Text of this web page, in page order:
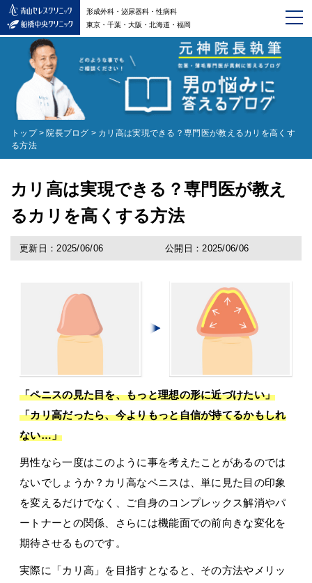
形成外科・泌尿器科・性病科
東京・千葉・大阪・北海道・福岡
トップ > 院長ブログ > カリ高は実現できる？専門医が教えるカリを高くす
る方法
カリ高は実現できる？専門医が教え
るカリを高くする方法
更新日：2025/06/06 公開日：2025/06/06
「ペニスの見た目を、もっと理想の形に近づけたい」
「カリ高だったら、今よりもっと自信が持てるかもしれ
ない…」
男性なら一度はこのように事を考えたことがあるのでは
ないでしょうか？カリ高なペニスは、単に見た目の印象
を変えるだけでなく、ご自身のコンプレックス解消やパ
ートナーとの関係、さらには機能面での前向きな変化を
期待させるものです。
実際に「カリ高」を目指すとなると、その方法やメリッ